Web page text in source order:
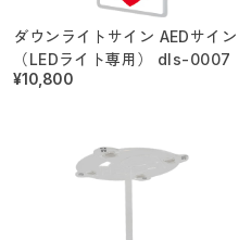
ダウンライトサイン AEDサイン
（LEDライト専用） dls-0007
¥10,800